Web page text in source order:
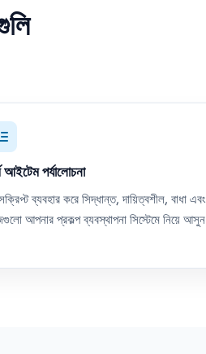
আইটেম পর্যালোচনা
ব্যবহার করে সিদ্ধান্ত, দায়িত্বশীল, বাধা
আপনার প্রকল্প ব্যবস্থাপনা সিস্টেমে নিয়ে